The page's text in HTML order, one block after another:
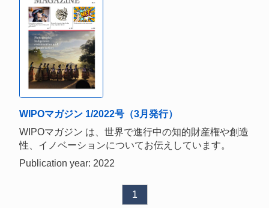
WIPOマガジン 1/2022号（3月発行）
WIPOマガジン は、世界で進行中の知的財産権や創造
性、イノベーションについてお伝えしています。
Publication year: 2022
1